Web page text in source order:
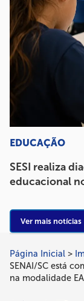
EDUCAÇÃO
SESI realiza
educacional
Ver mais notícias
Trilha
de
Página Inicial
SENAI/SC está
na modalidade